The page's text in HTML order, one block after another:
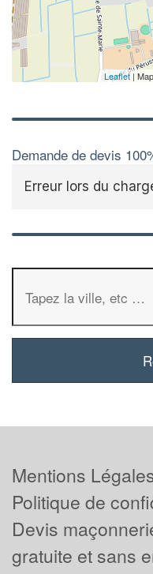
Leaflet|
Demande de devis
Erreur lors du
Mentions
Politique de
Devis
gratuite et sans